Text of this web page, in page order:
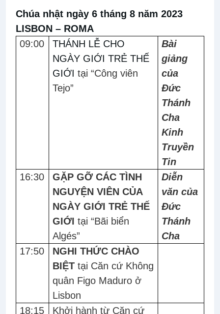
Chúa nhật ngày 6 tháng 8 năm 2023
LISBON – ROMA
09:00
THÁNH LỄ CHO
NGÀY GIỚI TRẺ THẾ
GIỚI tại “Công viên
Tejo”
Bài
giảng
của
Đức
Thánh
Cha
Kinh
Truyền
Tin
16:30
GẶP GỠ CÁC TÌNH
NGUYỆN VIÊN CỦA
NGÀY GIỚI TRẺ THẾ
GIỚItại “Bãi biển
Algés”
Diễn
văn của
Đức
Thánh
Cha
17:50
NGHI THỨC CHÀO
BIỆTtại Căn cứ Không
quân Figo Maduro ở
Lisbon
18:15
Khởi hành từ Căn cứ